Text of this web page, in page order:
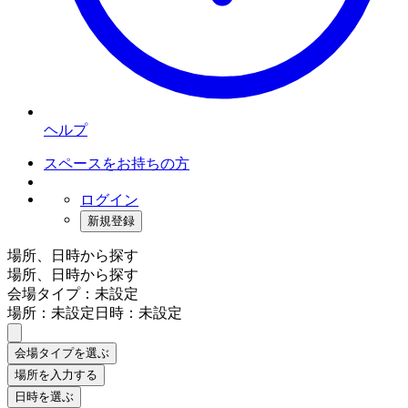
ヘルプ
スペースをお持ちの方
ログイン
新規登録
場所、日時から探す
場所、日時から探す
会場タイプ：未設定
場所：未設定日時：未設定
会場タイプを選ぶ
場所を入力する
日時を選ぶ